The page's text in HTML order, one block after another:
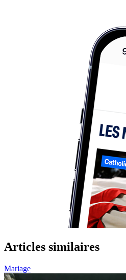
Articles similaires
Mariage